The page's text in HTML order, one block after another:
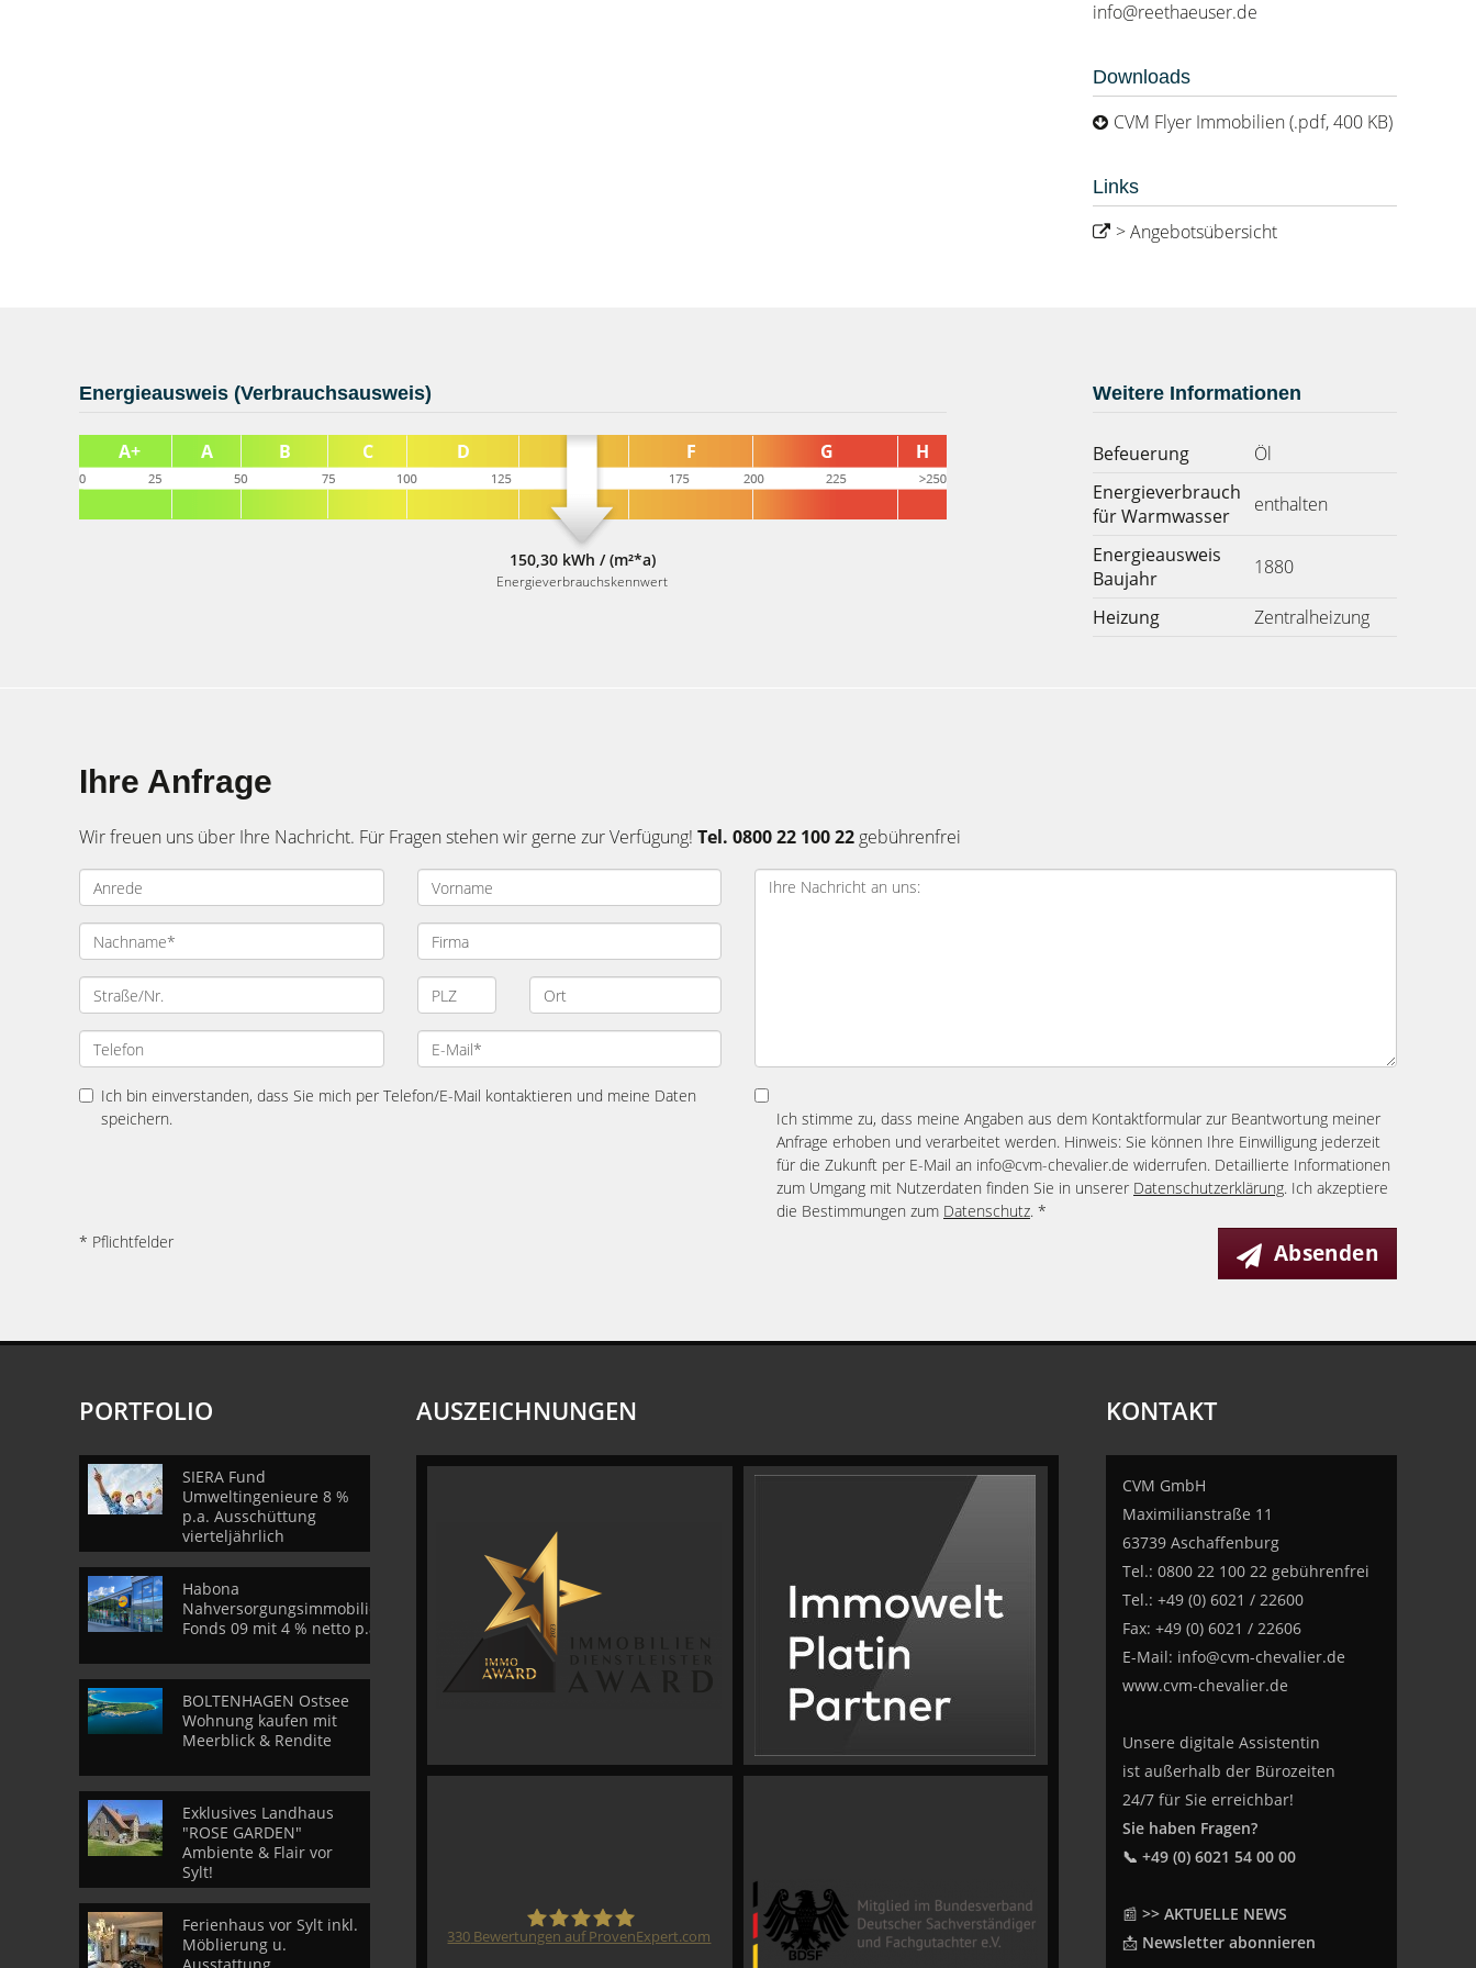
info@reethaeuser.de
Downloads
CVM Flyer Immobilien (.pdf, 400 KB)
Links
> Angebotsübersicht
Energieausweis (Verbrauchsausweis)
150,30 kWh / (m²*a)
Energieverbrauchskennwert
Weitere Informationen
Befeuerung
Öl
Energieverbrauch
für Warmwasser
enthalten
Energieausweis
Baujahr
1880
Heizung Zentralheizung
Ihre Anfrage
Wir freuen uns über Ihre Nachricht. Für Fragen stehen wir gerne zur Verfügung! Tel. 0800 22 100 22 gebührenfrei
Ich bin einverstanden, dass Sie mich per Telefon/E-Mail kontaktieren und meine Daten
speichern.
Ich stimme zu, dass meine Angaben aus dem Kontaktformular zur Beantwortung meiner
Anfrage erhoben und verarbeitet werden. Hinweis: Sie können Ihre Einwilligung jederzeit
für die Zukunft per E-Mail an info@cvm-chevalier.de widerrufen. Detaillierte Informationen
zum Umgang mit Nutzerdaten finden Sie in unserer Datenschutzerklärung. Ich akzeptiere
die Bestimmungen zum Datenschutz. *
* Pflichtfelder
Absenden
PORTFOLIO
SIERA Fund
Umweltingenieure 8 %
p.a. Ausschüttung
vierteljährlich
Habona
Nahversorgungsimmobilien
Fonds 09 mit 4 % netto p.a.
BOLTENHAGEN Ostsee
Wohnung kaufen mit
Meerblick & Rendite
Exklusives Landhaus
"ROSE GARDEN"
Ambiente & Flair vor
Sylt!
Ferienhaus vor Sylt inkl.
Möblierung u.
AUSZEICHNUNGEN
330 Bewertungen auf ProvenExpert.com
KONTAKT
CVM GmbH
Maximilianstraße 11
63739 Aschaffenburg
Tel.: 0800 22 100 22 gebührenfrei
Tel.: +49 (0) 6021 / 22600
Fax: +49 (0) 6021 / 22606
E-Mail: info@cvm-chevalier.de
www.cvm-chevalier.de
Unsere digitale Assistentin
ist außerhalb der Bürozeiten
24/7 für Sie erreichbar!
Sie haben Fragen?
📞 +49 (0) 6021 54 00 00
📰 >> AKTUELLE NEWS
📩 Newsletter abonnieren